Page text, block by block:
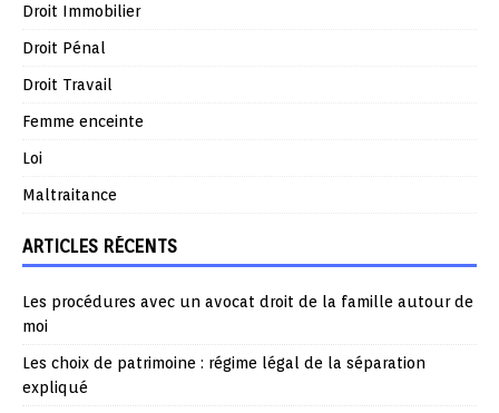
Droit Immobilier
Droit Pénal
Droit Travail
Femme enceinte
Loi
Maltraitance
ARTICLES RÉCENTS
Les procédures avec un avocat droit de la famille autour de
moi
Les choix de patrimoine : régime légal de la séparation
expliqué